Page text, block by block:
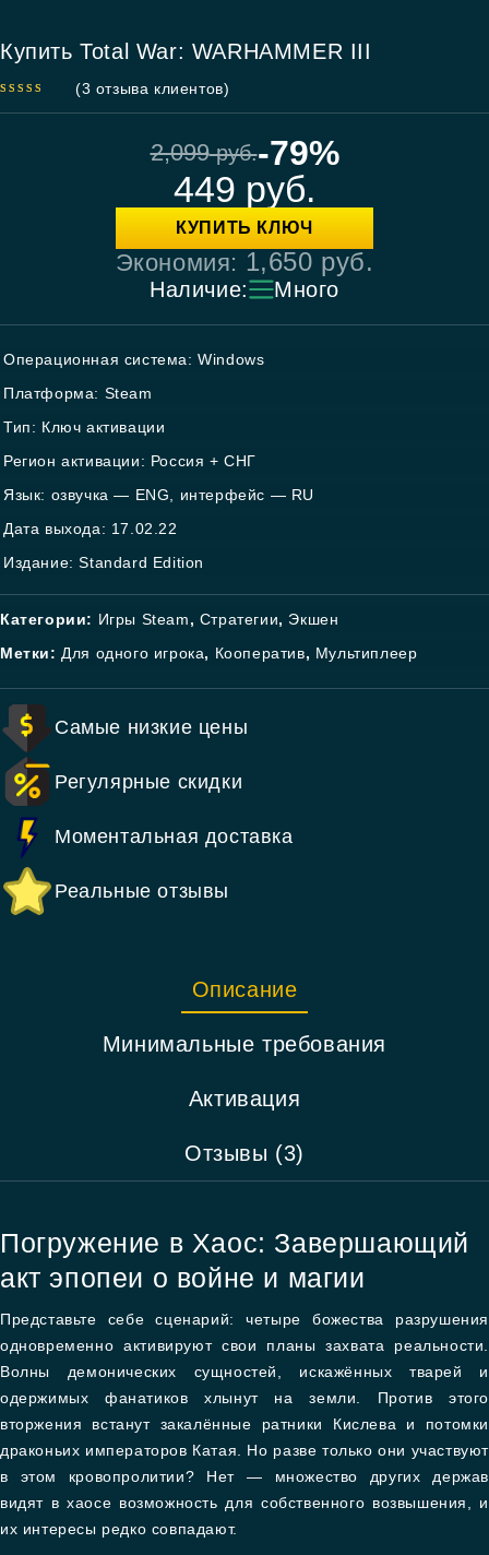
Купить Total War: WARHAMMER III
(3 отзыва клиентов)
2,099руб.-79%
449 руб.
КУПИТЬ КЛЮЧ
Экономия: 1,650 руб.
Наличие: Много
Операционная система: Windows
Платформа: Steam
Тип: Ключ активации
Регион активации: Россия + СНГ
Язык: озвучка — ENG, интерфейс — RU
Дата выхода: 17.02.22
Издание: Standard Edition
Категории: Игры Steam, Стратегии, Экшен
Метки: Для одного игрока, Кооператив, Мультиплеер
Самые низкие цены
Регулярные скидки
Моментальная доставка
Реальные отзывы
Описание
Минимальные требования
Активация
Отзывы (3)
Погружение в Хаос: Завершающий
акт эпопеи о войне и магии
Представьте себе сценарий: четыре божества разрушения
одновременно активируют свои планы захвата реальности.
Волны демонических сущностей, искажённых тварей и
одержимых фанатиков хлынут на земли. Против этого
вторжения встанут закалённые ратники Кислева и потомки
драконьих императоров Катая. Но разве только они участвуют
в этом кровопролитии? Нет — множество других держав
видят в хаосе возможность для собственного возвышения, и
их интересы редко совпадают.